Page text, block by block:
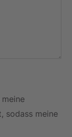
sodass meine